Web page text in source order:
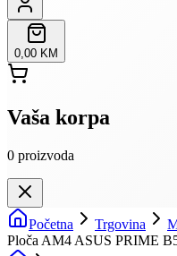
0,00 KM
Vaša korpa
0 proizvoda
Početna Trgovina
Ploča AM4 ASUS PRIME